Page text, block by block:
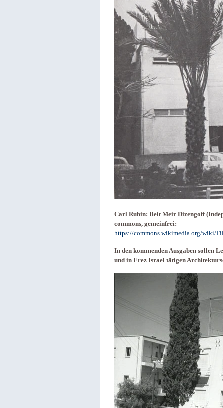
Carl Rubin: Beit Meir Dizengoff
commons, gemeinfrei:
https://commons.wikimedia.org/wiki/
In den kommenden Ausgaben sollen
und in Erez Israel tätigen